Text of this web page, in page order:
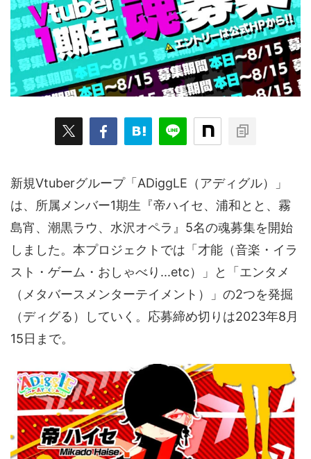
ARKit BitStar（ぶいらいぶ） CG(2D/3D) esports
Fortnite HMD HoloModels Music NEWS
PR/提供 Roblox Steam TGS VRChat
アミューズメント イベント オーディション
グルメ ゲーム コスプレ スポーツ
ソーシャルVR デジモノ バーチャルYouTuber
パノラマ ボカロ メタバース レポート
仮想通貨/NFT 季節 映画 東京 東雲めぐ
海外 演劇・舞台 特集企画 生成AI
音声（ボイス）
新規Vtuberグループ「ADiggLE（アディグル）」
は、所属メンバー1期生『帝ハイセ、浦和とと、霧
島宵、潮黒ラウ、水沢オペラ』5名の魂募集を開始
しました。本プロジェクトでは「才能（音楽・イラ
スト・ゲーム・おしゃべり...etc）」と「エンタメ
（メタバースメンターテイメント）」の2つを発掘
（ディグる）していく。応募締め切りは2023年8月
15日まで。